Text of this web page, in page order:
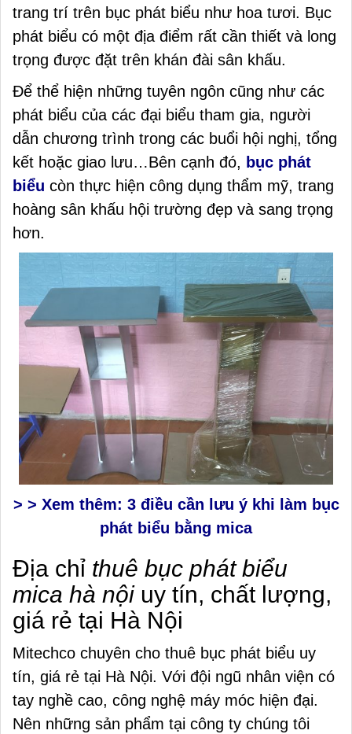
trang trí trên bục phát biểu như hoa tươi. Bục
phát biểu có một địa điểm rất cần thiết và long
trọng được đặt trên khán đài sân khấu.
Để thể hiện những tuyên ngôn cũng như các
phát biểu của các đại biểu tham gia, người
dẫn chương trình trong các buổi hội nghị, tổng
kết hoặc giao lưu…Bên cạnh đó, bục phát
biểu còn thực hiện công dụng thẩm mỹ, trang
hoàng sân khấu hội trường đẹp và sang trọng
hơn.
> > Xem thêm: 3 điều cần lưu ý khi làm bục
phát biểu bằng mica
Địa chỉ thuê bục phát biểu
mica hà nộiuy tín, chất lượng,
giá rẻ tại Hà Nội
Mitechco chuyên cho thuê bục phát biểu uy
tín, giá rẻ tại Hà Nội. Với đội ngũ nhân viện có
tay nghề cao, công nghệ máy móc hiện đại.
Nên những sản phẩm tại công ty chúng tôi